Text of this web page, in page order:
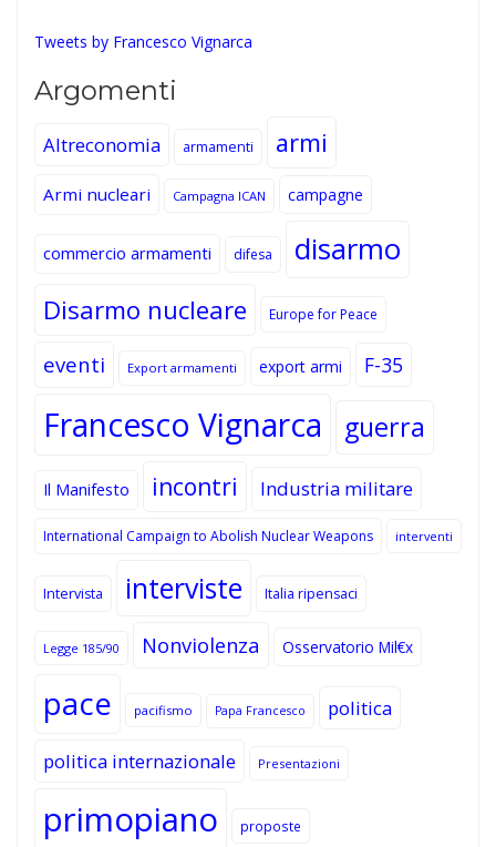
Tweets by Francesco Vignarca
Argomenti
Altreconomia armamenti armi
Armi nucleari Campagna ICAN campagne
commercio armamenti difesa disarmo
Disarmo nucleare Europe for Peace
eventi Export armamenti export armi F-35
Francesco Vignarca guerra
Il Manifesto incontri Industria militare
International Campaign to Abolish Nuclear Weapons interventi
Intervista interviste Italia ripensaci
Legge 185/90 Nonviolenza Osservatorio Mil€x
pace pacifismo Papa Francesco politica
politica internazionale Presentazioni
primopiano proposte